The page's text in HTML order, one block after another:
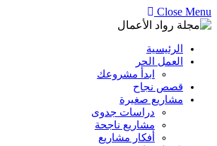
Close Menu
الرئيسية
العمل الحر
ابدأ مشروعك
قصص نجاح
مشاريع صغيرة
دراسات جدوى
مشاريع ناجحة
أفكار مشاريع